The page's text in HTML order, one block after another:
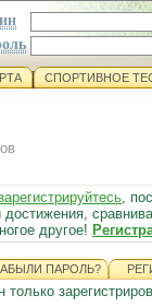
СПОРТИВНОЕ
,
другое!
ПАРОЛЬ?
только